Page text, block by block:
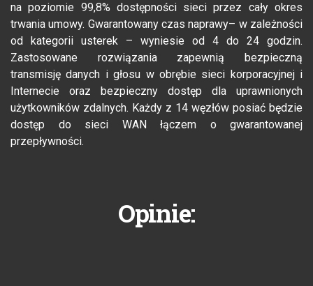
na poziomie 99,8% dostępności sieci przez cały okres
trwania umowy. Gwarantowany czas naprawy– w zależności
od kategorii usterek – wyniesie od 4 do 24 godzin.
Zastosowane rozwiązania zapewnią bezpieczną
transmisję danych i głosu w obrębie sieci korporacyjnej i
Internecie oraz bezpieczny dostęp dla uprawnionych
użytkowników zdalnych. Każdy z 14 węzłów posiać będzie
dostęp do sieci WAN łączem o gwarantowanej
przepływności.
Opinie: